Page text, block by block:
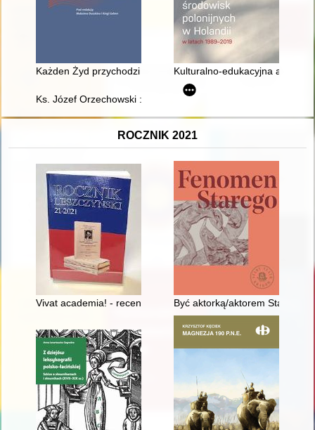
Każden Żyd przychodzi już na świat łajdakiem" : o kwestii
Kulturalno-edukacyjna
Ks. Józef Orzechowski : na okoliczność: roku jubileuszowego
ROCZNIK 2021
Vivat academia! - recenzja] Być aktorką/aktorem Starego